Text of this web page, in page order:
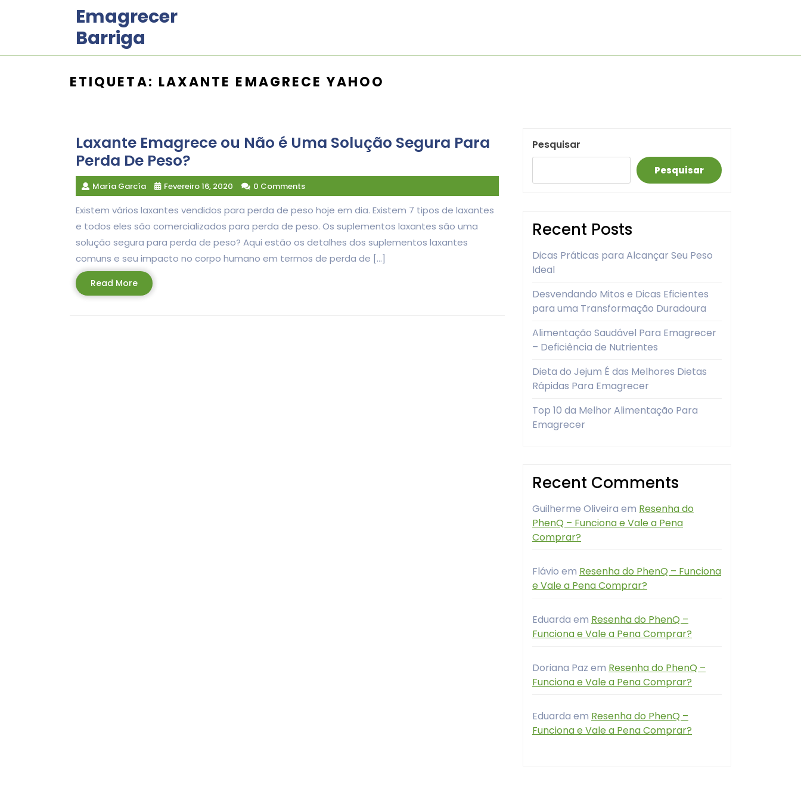
Emagrecer
Barriga
ETIQUETA: LAXANTE EMAGRECE YAHOO
Laxante Emagrece ou Não é Uma Solução Segura Para
Perda De Peso?
María García Fevereiro 16, 2020 0 Comments
Existem vários laxantes vendidos para perda de peso hoje em dia. Existem 7 tipos de laxantes
e todos eles são comercializados para perda de peso. Os suplementos laxantes são uma
solução segura para perda de peso? Aqui estão os detalhes dos suplementos laxantes
comuns e seu impacto no corpo humano em termos de perda de […]
Read MoreRead
More
Pesquisar
Pesquisar
Recent Posts
Dicas Práticas para Alcançar Seu Peso
Ideal
Desvendando Mitos e Dicas Eficientes
para uma Transformação Duradoura
Alimentação Saudável Para Emagrecer
– Deficiência de Nutrientes
Dieta do Jejum É das Melhores Dietas
Rápidas Para Emagrecer
Top 10 da Melhor Alimentação Para
Emagrecer
Recent Comments
Guilherme Oliveira em Resenha do
PhenQ – Funciona e Vale a Pena
Comprar?
Flávio em Resenha do PhenQ – Funciona
e Vale a Pena Comprar?
Eduarda em Resenha do PhenQ –
Funciona e Vale a Pena Comprar?
Doriana Paz em Resenha do PhenQ –
Funciona e Vale a Pena Comprar?
Eduarda em Resenha do PhenQ –
Funciona e Vale a Pena Comprar?